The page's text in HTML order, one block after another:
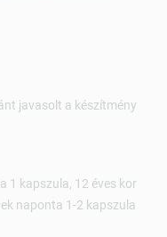
javasolt a készítmény
1 kapszula, 12 éves kor
naponta 1-2 kapszula